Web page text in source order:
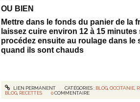
OU BIEN
Mettre dans le fonds du panier de la
laissez cuire environ 12 à 15
procédez ensuite au roulage dans le
quand ils sont chauds
LIEN PERMANENT CATÉGORIES : BLOG, OCCITANIE,
BLOG, RECETTES 0 COMMENTAIRE